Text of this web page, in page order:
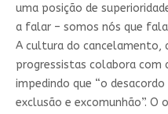
uma posição de
a falar – somos nós que
A cultura do cancelamento,
progressistas colabora com
impedindo que “o
exclusão e excomunhão”.